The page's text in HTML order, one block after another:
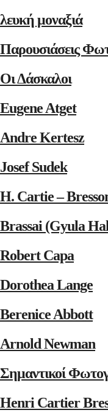
λευκή μοναξιά
Παρουσιάσεις
Οι Δάσκαλοι
Eugene Atget
Andre Kertesz
Josef Sudek
H. Cartie –
Brassai (Gyula
Robert Capa
Dorothea Lange
Berenice Abbott
Arnold Newman
Σημαντικοί
Henri Cartier